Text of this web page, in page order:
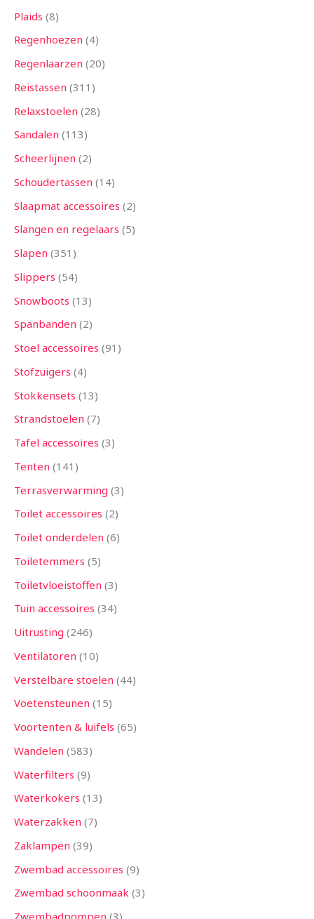
Plaids 8
Regenhoezen 4
Regenlaarzen 20
Reistassen 311
Relaxstoelen 28
Sandalen 113
Scheerlijnen 2
Schoudertassen 14
Slaapmat accessoires 2
Slangen en regelaars 5
Slapen 351
Slippers 54
Snowboots 13
Spanbanden 2
Stoel accessoires 91
Stofzuigers 4
Stokkensets 13
Strandstoelen 7
Tafel accessoires 3
Tenten 141
Terrasverwarming 3
Toilet accessoires 2
Toilet onderdelen 6
Toiletemmers 5
Toiletvloeistoffen 3
Tuin accessoires 34
Uitrusting 246
Ventilatoren 10
Verstelbare stoelen 44
Voetensteunen 15
Voortenten & luifels 65
Wandelen 583
Waterfilters 9
Waterkokers 13
Waterzakken 7
Zaklampen 39
Zwembad accessoires 9
Zwembad schoonmaak 3